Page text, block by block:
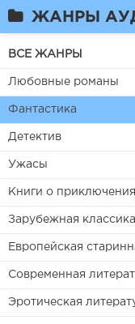
ЖАНРЫ
ВСЕ ЖАНРЫ
Любовные романы
Фантастика
Детектив
Ужасы
Книги о
Зарубежная классика
Европейская
Современная
Эротическая